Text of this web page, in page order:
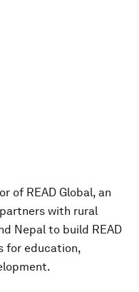
of READ Global, an
with rural
Nepal to build READ
for education,